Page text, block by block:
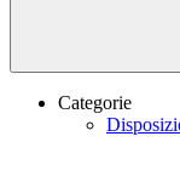
Categorie